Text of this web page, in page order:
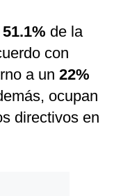
51.1% de la
con
a un 22%
ocupan
directivos en